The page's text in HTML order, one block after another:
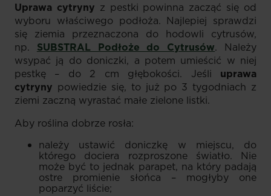
Uprawa cytryny z pestki powinna zacząć się od
wyboru właściwego podłoża. Najlepiej sprawdzi
się ziemia przeznaczona do hodowli cytrusów,
np. SUBSTRAL Podłoże do Cytrusów. Należy
wsypać ją do doniczki, a potem umieścić w niej
pestkę – do 2 cm głębokości. Jeśli uprawa
cytryny powiedzie się, to już po 3 tygodniach z
ziemi zaczną wyrastać małe zielone listki.
Aby roślina dobrze rosła:
należy ustawić doniczkę w miejscu, do
którego dociera rozproszone światło. Nie
może być to jednak parapet, na który padają
ostre promienie słońca – mogłyby one
poparzyć liście;